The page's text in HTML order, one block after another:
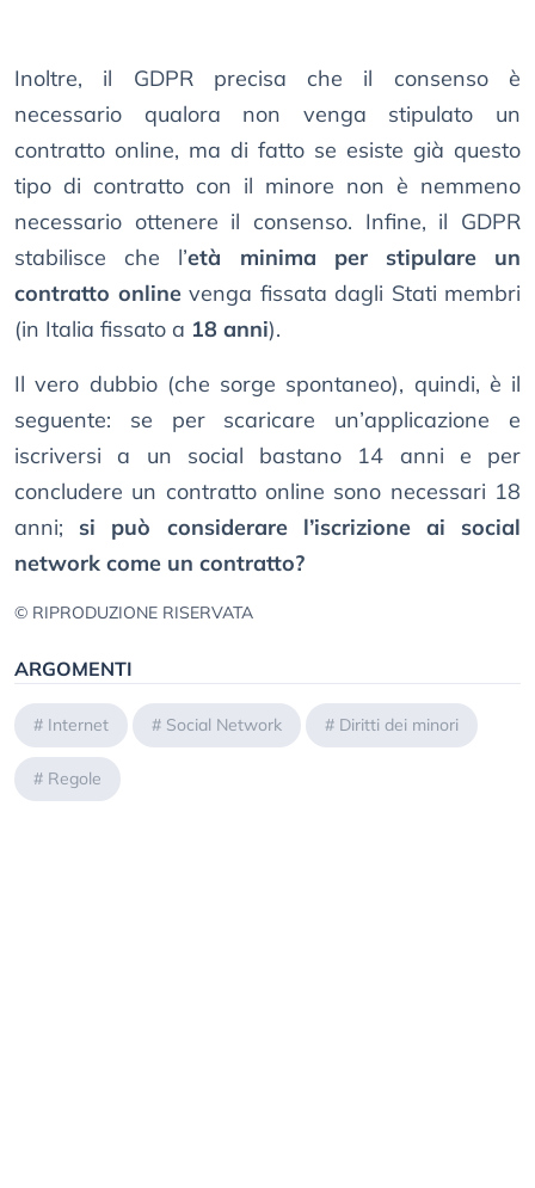
Inoltre, il GDPR precisa che il consenso è
necessario qualora non venga stipulato un
contratto online, ma di fatto se esiste già questo
tipo di contratto con il minore non è nemmeno
necessario ottenere il consenso. Infine, il GDPR
stabilisce che l’età minima per stipulare un
contratto onlinevenga fissata dagli Stati membri
(in Italia fissato a 18 anni).
Il vero dubbio (che sorge spontaneo), quindi, è il
seguente: se per scaricare un’applicazione e
iscriversi a un social bastano 14 anni e per
concludere un contratto online sono necessari 18
anni; si può considerare l’iscrizione ai social
network come un contratto?
© RIPRODUZIONE RISERVATA
ARGOMENTI
# Internet # Social Network # Diritti dei minori
# Regole